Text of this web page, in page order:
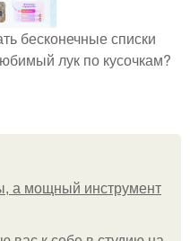
бесконечные списки
лук по кусочкам?
а мощный инструмент